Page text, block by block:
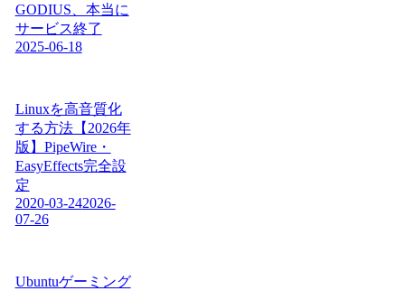
GODIUS、本当に
サービス終了
2025-06-18
Linuxを高音質化
する方法【2026年
版】PipeWire・
EasyEffects完全設
定
2020-03-242026-
07-26
Ubuntuゲーミング